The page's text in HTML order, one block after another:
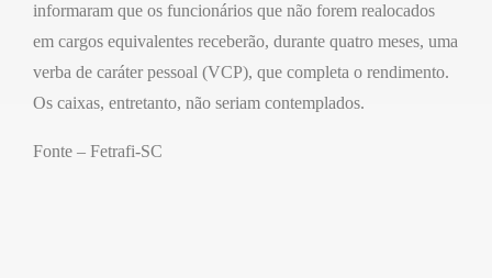
informaram que os funcionários que não forem realocados
em cargos equivalentes receberão, durante quatro meses, uma
verba de caráter pessoal (VCP), que completa o rendimento.
Os caixas, entretanto, não seriam contemplados.
Fonte – Fetrafi-SC